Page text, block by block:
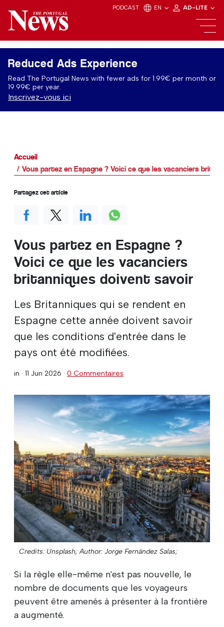
PODCAST EN AD-LITE
Reduced Ads Experience
Read The Portugal News with fewer ads for 1.99€ per month or
19.99€ per year.
Inscrivez-vous ici
Accueil
Vous partez en Espagne ? Voici ce que les vacanciers
Vous partez en Espagne ?
Voici ce que les vacanciers
britanniques doivent savoir
Les Britanniques qui se rendent en
Espagne cette année doivent savoir
que les conditions d'entrée dans le
pays ont été modifiées.
in · 11 Jun 2026 · 0 Commentaires
Credits: Unsplash; Author: Jorge Fernández Salas;
Si la règle elle-même n'est pas nouvelle, le
nombre de documents que les voyageurs
peuvent être amenés à présenter à la frontière
a augmenté.
Partagez cet article